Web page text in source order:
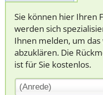
Sie können hier Ihren
werden sich
Ihnen melden, um
abzuklären. Die
ist für Sie kostenlos.
(Anrede)